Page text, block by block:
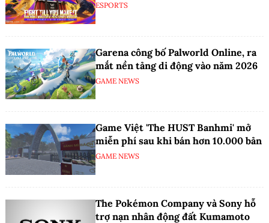
ESPORTS
Garena công bố Palworld Online, ra
mắt nền tảng di động vào năm 2026
GAME NEWS
Game Việt 'The HUST Banhmi' mở
miễn phí sau khi bán hơn 10.000 bản
GAME NEWS
The Pokémon Company và Sony hỗ
trợ nạn nhân động đất Kumamoto